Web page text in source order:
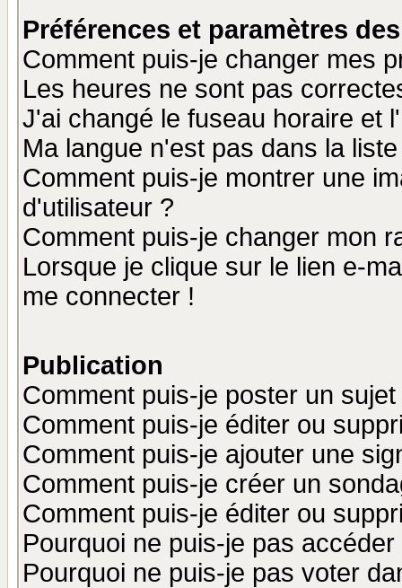
Préférences et paramètres
Comment puis-je changer mes
Les heures ne sont pas
J'ai changé le fuseau horaire et
Ma langue n'est pas dans la
Comment puis-je montrer une
d'utilisateur ?
Comment puis-je changer mon
Lorsque je clique sur le lien e-
me connecter !
Publication
Comment puis-je poster un
Comment puis-je éditer ou
Comment puis-je ajouter une
Comment puis-je créer un
Comment puis-je éditer ou
Pourquoi ne puis-je pas
Pourquoi ne puis-je pas voter